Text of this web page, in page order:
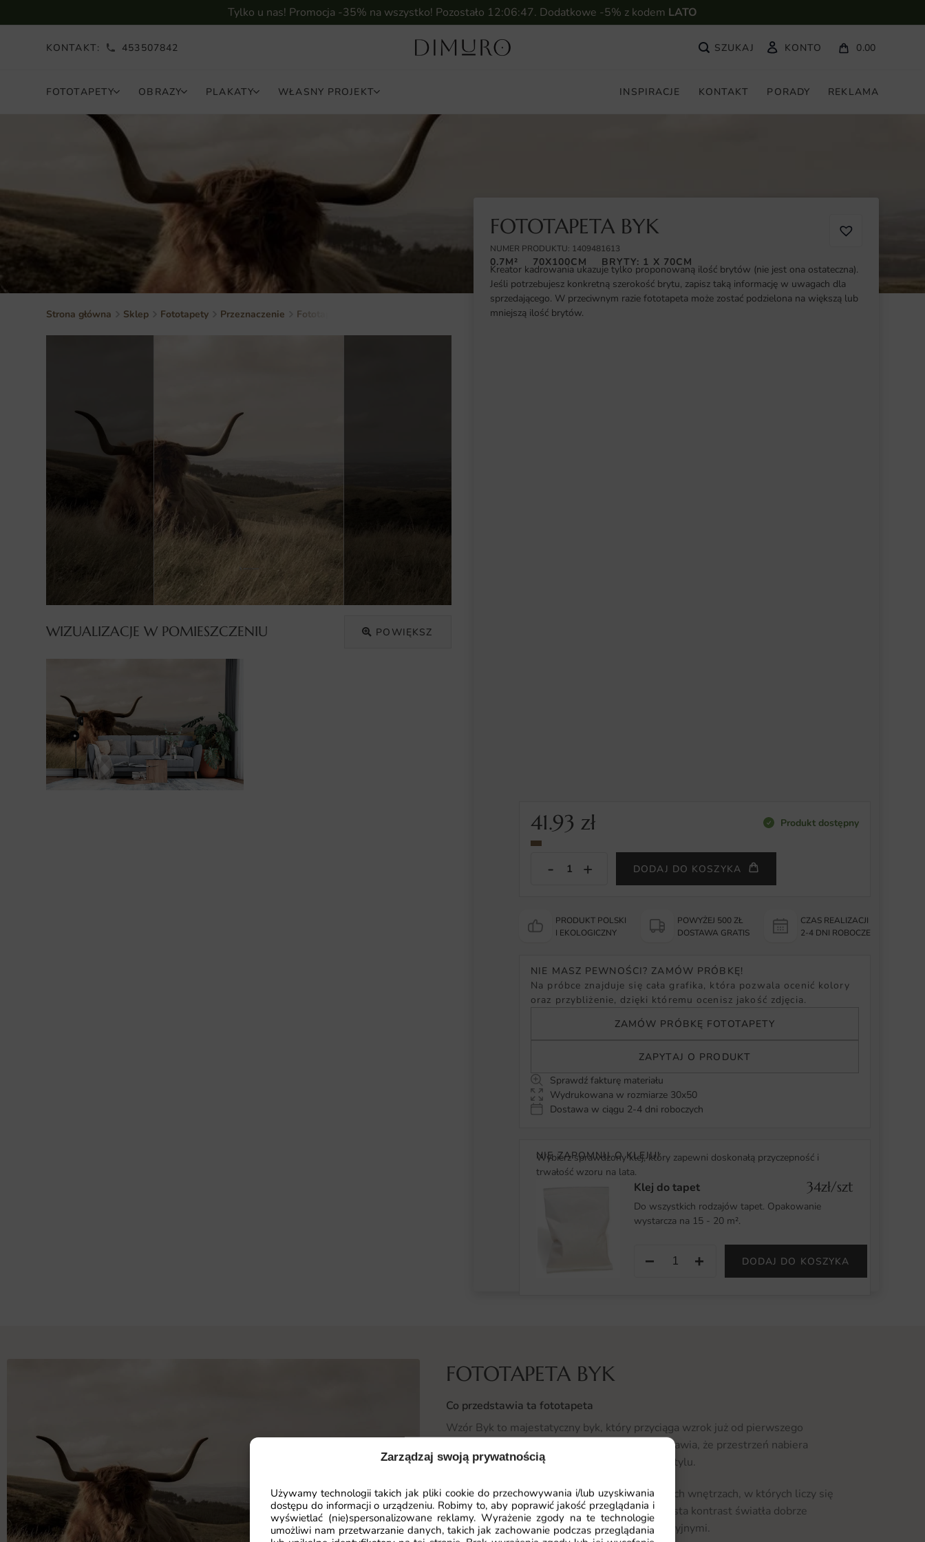
Zarządzaj swoją prywatnością
Używamy technologii takich jak pliki cookie do przechowywania i/lub uzyskiwania
dostępu do informacji o urządzeniu. Robimy to, aby poprawić jakość przeglądania i
wyświetlać (nie)spersonalizowane reklamy. Wyrażenie zgody na te technologie
umożliwi nam przetwarzanie danych, takich jak zachowanie podczas przeglądania
Tylko u nas! Promocja -35% na wszystko! Pozostało 12:06:46. Dodatkowe -5% z kodem LATO
KONTAKT: 453507842 KONTO 0.00
FOTOTAPETY OBRAZY PLAKATY WŁASNY PROJEKT INSPIRACJE KONTAKT PORADY REKLAMA
Strona główna Sklep Fototapety Przeznaczenie Fototapety do salonu
WIZUALIZACJE W POMIESZCZENIU POWIĘKSZ
FOTOTAPETA BYK
NUMER PRODUKTU: 1409481613
0.7M² 70X100CM BRYTY: 1 X 70CM
Kreator kadrowania ukazuje tylko proponowaną ilość brytów (nie jest ona ostateczna).
Jeśli potrzebujesz konkretną szerokość brytu, zapisz taką informację w uwagach dla
sprzedającego. W przeciwnym razie fototapeta może zostać podzielona na większą lub
mniejszą ilość brytów.
41.93zł Produkt dostępny
DODAJ DO KOSZYKA
PRODUKT POLSKI
I EKOLOGICZNY
POWYŻEJ 500 ZŁ
DOSTAWA GRATIS
CZAS REALIZACJI
2-4 DNI ROBOCZE
NIE MASZ PEWNOŚCI? ZAMÓW PRÓBKĘ!
Na próbce znajduje się cała grafika, która pozwala ocenić kolory
oraz przybliżenie, dzięki któremu ocenisz jakość zdjęcia.
ZAMÓW PRÓBKĘ FOTOTAPETY
ZAPYTAJ O PRODUKT
Sprawdź fakturę materiału
Wydrukowana w rozmiarze 30x50
Dostawa w ciągu 2-4 dni roboczych
NIE ZAPOMNIJ O KLEJU!
Wybierz sprawdzony klej, który zapewni doskonałą przyczepność i
trwałość wzoru na lata.
Klej do tapet 34zł/szt
Do wszystkich rodzajów tapet. Opakowanie
wystarcza na 15 - 20 m².
− + DODAJ DO KOSZYKA
FOTOTAPETA BYK
Co przedstawia ta fototapeta
Wzór Byk to majestatyczny byk, który przyciąga wzrok już od pierwszego
spojrzenia. Kompozycja oddaje siła natury i sprawia, że przestrzeń nabiera
wyrazistego charakteru oraz indywidualnego stylu.
Motyw zaprojektowano z myślą o nowoczesnych wnętrzach, w których liczy się
równowaga między estetyką a funkcją. Wyrazista kontrast światła dobrze
komponuje się z różnorodnymi stylami aranżacyjnymi.